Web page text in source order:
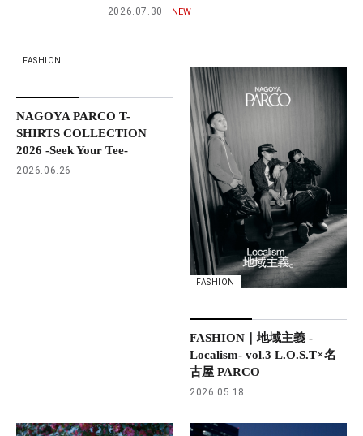
2026.07.30
FASHION
NAGOYA PARCO T-
SHIRTS COLLECTION
2026 -Seek Your Tee-
2026.06.26
FASHION
FASHION｜地域主義 -
Localism- vol.3 L.O.S.T×名
古屋 PARCO
2026.05.18